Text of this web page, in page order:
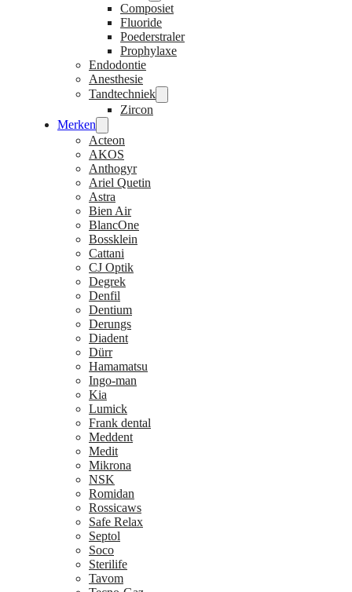
Composiet
Fluoride
Poederstraler
Prophylaxe
Endodontie
Anesthesie
Tandtechniek
Zircon
Merken
Acteon
AKOS
Anthogyr
Ariel Quetin
Astra
Bien Air
BlancOne
Bossklein
Cattani
CJ Optik
Degrek
Denfil
Dentium
Derungs
Diadent
Dürr
Hamamatsu
Ingo-man
Kia
Lumick
Frank dental
Meddent
Medit
Mikrona
NSK
Romidan
Rossicaws
Safe Relax
Septol
Soco
Sterilife
Tavom